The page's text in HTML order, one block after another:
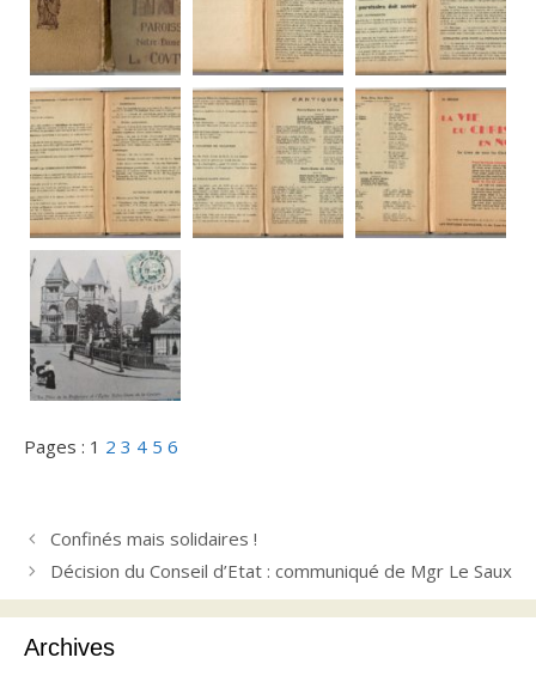
Pages : 1 2 3 4 5 6
Confinés mais solidaires !
Décision du Conseil d’Etat : communiqué de Mgr Le Saux
Archives